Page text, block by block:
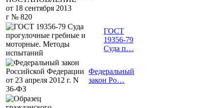
ГОСТ
19356-79
Суда п…
Федеральный
закон Ро…